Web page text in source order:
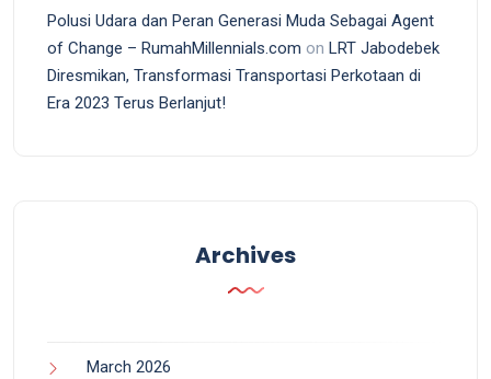
Polusi Udara dan Peran Generasi Muda Sebagai Agent
of Change – RumahMillennials.com on LRT Jabodebek
Diresmikan, Transformasi Transportasi Perkotaan di
Era 2023 Terus Berlanjut!
Archives
March 2026